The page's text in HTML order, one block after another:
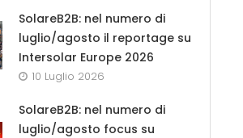
SolareB2B: nel numero di
luglio/agosto il reportage su
Intersolar Europe 2026
10 Luglio 2026
SolareB2B: nel numero di
luglio/agosto focus su